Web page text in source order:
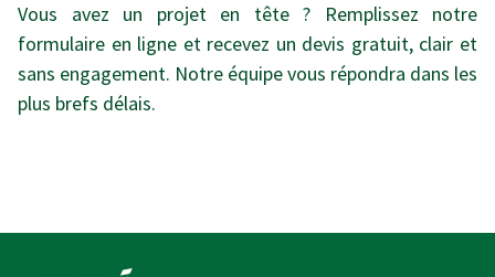
Vous avez un projet en tête ? Remplissez notre
formulaire en ligne et recevez un devis gratuit, clair et
sans engagement. Notre équipe vous répondra dans les
plus brefs délais.